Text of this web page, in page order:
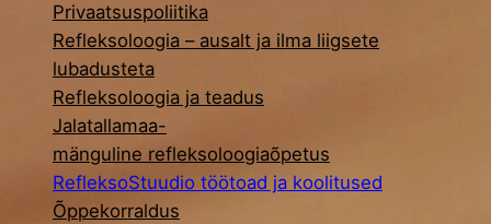
Privaatsuspoliitika
Refleksoloogia – ausalt ja ilma liigsete
lubadusteta
Refleksoloogia ja teadus
Jalatallamaa-
mänguline refleksoloogiaõpetus
RefleksoStuudio töötoad ja koolitused
Õppekorraldus